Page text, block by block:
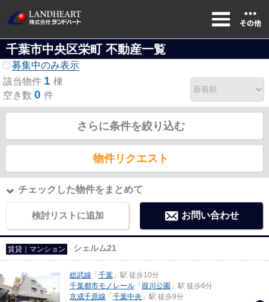
千葉市中央区栄町 不動産一覧
募集中のみ表示
該当物件 1 棟
空き数 0 件
さらに条件を絞り込む
物件リクエスト
チェックした物件をまとめて
検討リストに追加 お問い合わせ
賃貸｜マンション シェルム21
総武線 「 千葉 」駅 徒歩10分
千葉都市モノレール 「 葭川公園 」駅 徒歩6分
京成千原線 「 千葉中央 」駅 徒歩9分